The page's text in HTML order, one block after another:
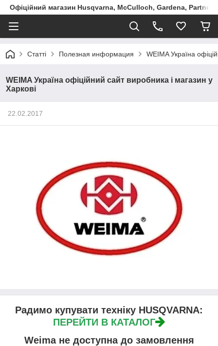
Офіційний магазин Husqvarna, McCulloch, Gardena, Partner
Статті Полезная информация WEIMA Україна
WEIMA Україна офіційний сайт виробника і магазин у
Харкові
22.02.2017
Радимо купувати техніку HUSQVARNA:
ПЕРЕЙТИ В КАТАЛОГ
Weima не доступна до замовлення